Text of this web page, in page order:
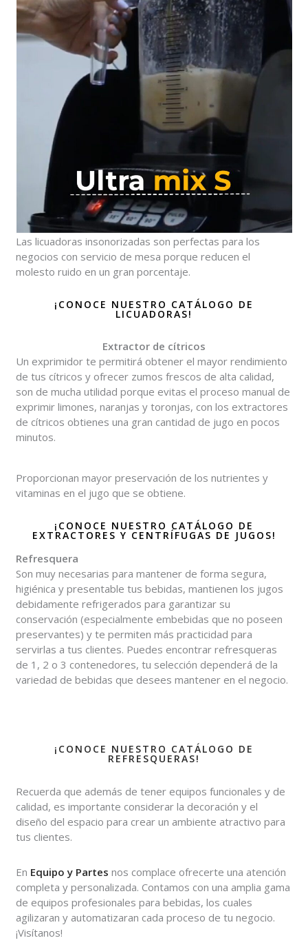
Las licuadoras insonorizadas son perfectas para los
negocios con servicio de mesa porque reducen el
molesto ruido en un gran porcentaje.
¡CONOCE NUESTRO CATÁLOGO DE
LICUADORAS!
Extractor de cítricos
Un exprimidor te permitirá obtener el mayor rendimiento
de tus cítricos y ofrecer zumos frescos de alta calidad,
son de mucha utilidad porque evitas el proceso manual de
exprimir limones, naranjas y toronjas, con los extractores
de cítricos obtienes una gran cantidad de jugo en pocos
minutos.
Proporcionan mayor preservación de los nutrientes y
vitaminas en el jugo que se obtiene.
¡CONOCE NUESTRO CATÁLOGO DE
EXTRACTORES Y CENTRÍFUGAS DE JUGOS!
Refresquera
Son muy necesarias para mantener de forma segura,
higiénica y presentable tus bebidas, mantienen los jugos
debidamente refrigerados para garantizar su
conservación (especialmente embebidas que no poseen
preservantes) y te permiten más practicidad para
servirlas a tus clientes. Puedes encontrar refresqueras
de 1, 2 o 3 contenedores, tu selección dependerá de la
variedad de bebidas que desees mantener en el negocio.
¡CONOCE NUESTRO CATÁLOGO DE
REFRESQUERAS!
Recuerda que además de tener equipos funcionales y de
calidad, es importante considerar la decoración y el
diseño del espacio para crear un ambiente atractivo para
tus clientes.
En Equipo y Partes nos complace ofrecerte una atención
completa y personalizada. Contamos con una amplia gama
de equipos profesionales para bebidas, los cuales
agilizaran y automatizaran cada proceso de tu negocio.
¡Visítanos!